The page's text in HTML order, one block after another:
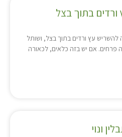
בתוך בצל
עץ ורדים בתוך בצל, ושותל
פרחים. אם יש בזה כלאים, לכאורה
ונוי